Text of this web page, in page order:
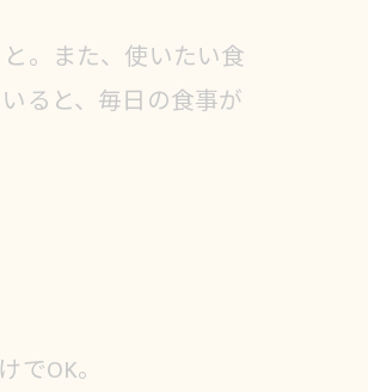
。また、使いたい食
ると、毎日の食事が
OK。